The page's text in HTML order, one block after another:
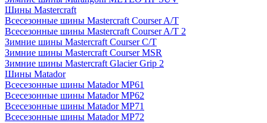
Шины Mastercraft
Всесезонные шины Mastercraft Courser A/T
Всесезонные шины Mastercraft Courser A/T 2
Зимние шины Mastercraft Courser C/T
Зимние шины Mastercraft Courser MSR
Зимние шины Mastercraft Glacier Grip 2
Шины Matador
Всесезонные шины Matador MP61
Всесезонные шины Matador MP62
Всесезонные шины Matador MP71
Всесезонные шины Matador MP72